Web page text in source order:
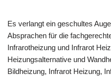
Es verlangt ein geschultes
Absprachen für die
Infrarotheizung und Infrarot
Heizungsalternative und
Bildheizung, Infrarot Heizung,